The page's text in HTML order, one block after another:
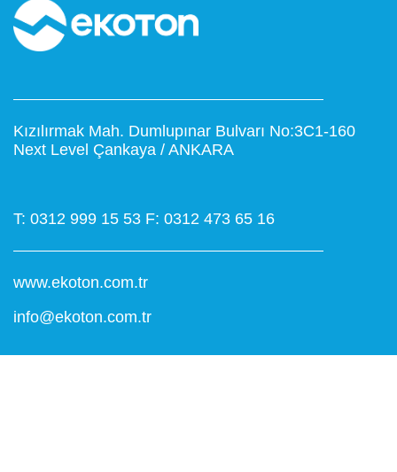
Kızılırmak Mah. Dumlupınar Bulvarı No:3C1-160
Next Level Çankaya / ANKARA
T: 0312 999 15 53 F: 0312 473 65 16
www.ekoton.com.tr
info@ekoton.com.tr